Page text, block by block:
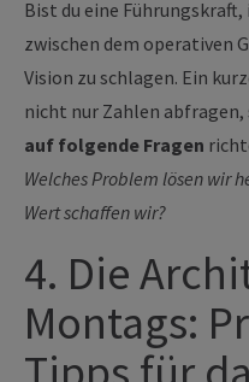
Bist du eine Führungskraft,
zwischen dem operativen
Vision zu schlagen. Ein
nicht nur Zahlen abfragen,
auf folgende Fragen
Welches Problem lösen wir
Wert schaffen wir?
4. Die
Montags: